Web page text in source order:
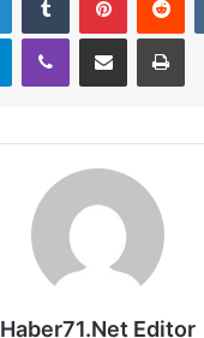
Telegram
Haber71.Net Editor